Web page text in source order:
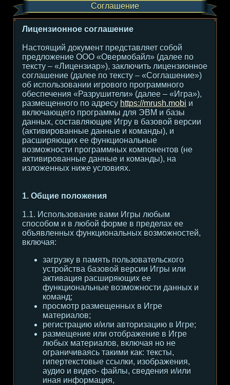
Соглашение
Лицензионное соглашение
Настоящий документ представляет собой
предложение ООО «Овермобайл» (далее по
тексту – «Лицензиар»), заключить лицензионное
соглашение (далее по тексту – «Соглашение»)
об использовании игрового программного
обеспечения «Разрушители» (далее – «Игра»),
размещенного по адресу https://mrush.mobi и
включающего программы для ЭВМ и базы
данных, составляющие Игру в базовой версии
(активированные данные и команды), и
расширяющих ее функциональные
возможности программных компонентов (не
активированные данные и команды), на
изложенных ниже условиях.
1. Общие положения
1.1. Использование вами Игры любым
способом и в любой форме в пределах ее
объявленных функциональных возможностей,
включая:
загрузку в память пользовательского
устройства базовой версии Игры или
активация расширяющих ее
функциональные возможности данных и
команд;
просмотр размещенных в Игре
материалов;
регистрацию и/или авторизацию в Игре;
размещение или отображение в Игре
любых материалов, включая но не
ограничиваясь такими как: тексты,
гипертекстовые ссылки, изображения,
аудио и видео- файлы, сведения и/или
иная информация,